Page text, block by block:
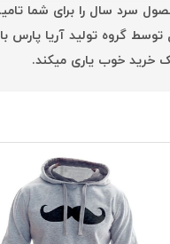
سرد سال را برای شما
گروه تولید آریا